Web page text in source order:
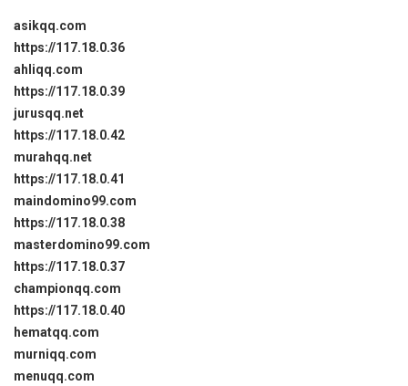
asikqq.com
https://117.18.0.36
ahliqq.com
https://117.18.0.39
jurusqq.net
https://117.18.0.42
murahqq.net
https://117.18.0.41
maindomino99.com
https://117.18.0.38
masterdomino99.com
https://117.18.0.37
championqq.com
https://117.18.0.40
hematqq.com
murniqq.com
menuqq.com